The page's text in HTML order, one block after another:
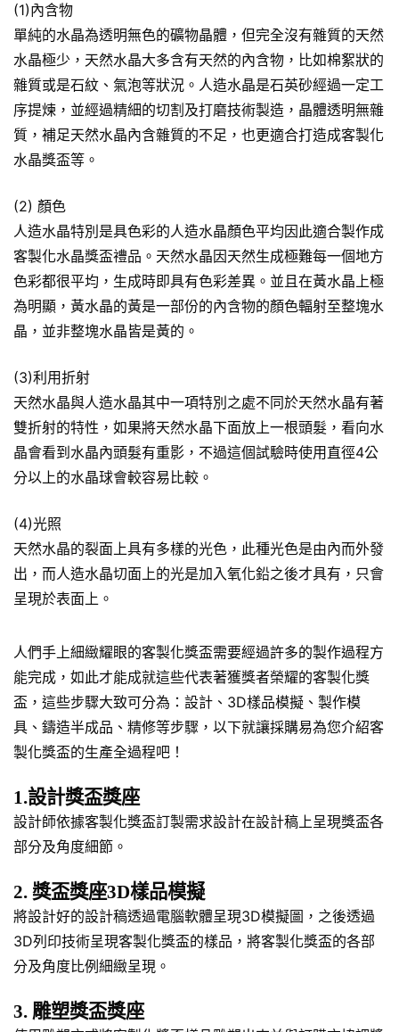
(1)內含物
單純的水晶為透明無色的礦物晶體，但完全沒有雜質的天然
水晶極少，天然水晶大多含有天然的內含物，比如棉絮狀的
雜質或是石紋、氣泡等狀況。人造水晶是石英砂經過一定工
序提煉，並經過精細的切割及打磨技術製造，晶體透明無雜
質，補足天然水晶內含雜質的不足，也更適合打造成客製化
水晶獎盃等。
(2) 顏色
人造水晶特別是具色彩的人造水晶顏色平均因此適合製作成
客製化水晶獎盃禮品。天然水晶因天然生成極難每一個地方
色彩都很平均，生成時即具有色彩差異。並且在黃水晶上極
為明顯，黃水晶的黃是一部份的內含物的顏色輻射至整塊水
晶，並非整塊水晶皆是黃的。
(3)利用折射
天然水晶與人造水晶其中一項特別之處不同於天然水晶有著
雙折射的特性，如果將天然水晶下面放上一根頭髮，看向水
晶會看到水晶內頭髮有重影，不過這個試驗時使用直徑4公
分以上的水晶球會較容易比較。
(4)光照
天然水晶的裂面上具有多樣的光色，此種光色是由內而外發
出，而人造水晶切面上的光是加入氧化鉛之後才具有，只會
呈現於表面上。
人們手上細緻耀眼的客製化獎盃需要經過許多的製作過程方
能完成，如此才能成就這些代表著獲獎者榮耀的客製化獎
盃，這些步驟大致可分為：設計、3D樣品模擬、製作模
具、鑄造半成品、精修等步驟，以下就讓採購易為您介紹客
製化獎盃的生產全過程吧！
1.設計獎盃獎座
設計師依據客製化獎盃訂製需求設計在設計稿上呈現獎盃各
部分及角度細節。
2. 獎盃獎座3D樣品模擬
將設計好的設計稿透過電腦軟體呈現3D模擬圖，之後透過
3D列印技術呈現客製化獎盃的樣品，將客製化獎盃的各部
分及角度比例細緻呈現。
3. 雕塑獎盃獎座